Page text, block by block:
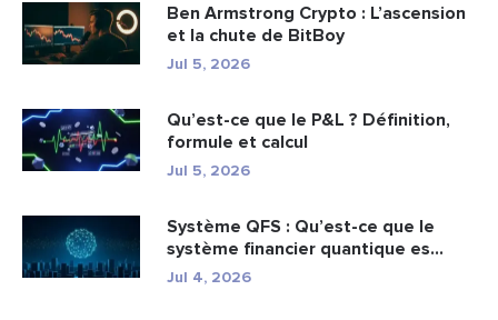
Ben Armstrong Crypto : L’ascension
et la chute de BitBoy
Jul 5, 2026
Qu’est-ce que le P&L ? Définition,
formule et calcul
Jul 5, 2026
Système QFS : Qu’est-ce que le
système financier quantique es...
Jul 4, 2026